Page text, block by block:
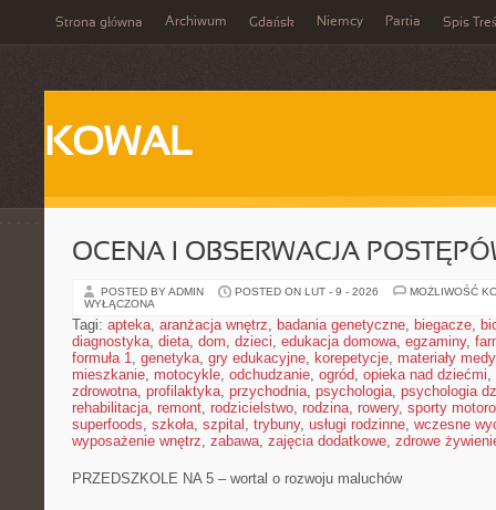
Strona główna Archiwum Gdańsk Niemcy Partia Spis
KOWAL
OCENA I OBSERWACJA
POSTED BY ADMIN POSTED ON LUT - 9 - 2026
MOŻLIWOŚĆ
WYŁĄCZONA
Tagi: apteka, aranżacja wnętrz, badania genetyczne, biegacze,
diagnostyka, dieta, dom, dzieci, edukacja domowa, egzaminy,
formuła 1, genetyka, gry edukacyjne, korepetycje, materiały
mieszkanie, motocykle, odchudzanie, ogród, opieka nad dziećmi,
zdrowotna, profilaktyka, przychodnia, psychologia, psychologia
rehabilitacja, remont, rodzicielstwo, rodzina, rowery, sporty
superfoods, szkoła, szpital , trybuny, usługi rodzinne, wczesne
wyposażenie wnętrz, zabawa, zajęcia dodatkowe, zdrowe
PRZEDSZKOLE NA 5 – wortal o rozwoju maluchów